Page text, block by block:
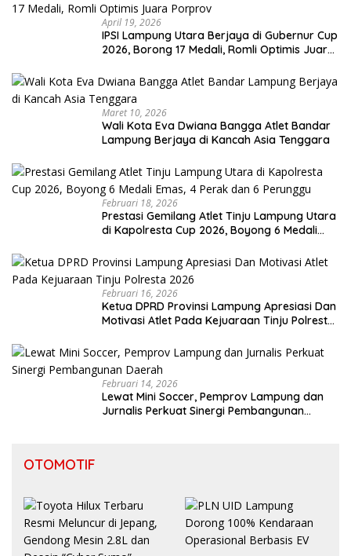
April 19, 2026
IPSI Lampung Utara Berjaya di Gubernur Cup
2026, Borong 17 Medali, Romli Optimis Juara
Maret 10, 2026
Wali Kota Eva Dwiana Bangga Atlet Bandar
Lampung Berjaya di Kancah Asia Tenggara
Februari 18, 2026
Prestasi Gemilang Atlet Tinju Lampung Utara
di Kapolresta Cup 2026, Boyong 6 Medali
Februari 16, 2026
Ketua DPRD Provinsi Lampung Apresiasi Dan
Motivasi Atlet Pada Kejuaraan Tinju Polresta
Februari 14, 2026
Lewat Mini Soccer, Pemprov Lampung dan
Jurnalis Perkuat Sinergi Pembangunan
OTOMOTIF